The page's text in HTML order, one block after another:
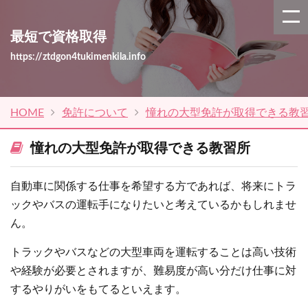
最短で資格取得
https://ztdgon4tukimenkila.info
HOME 免許について 憧れの大型免許が取得できる教
憧れの大型免許が取得できる教習所
自動車に関係する仕事を希望する方であれば、将来にトラ
ックやバスの運転手になりたいと考えているかもしれませ
ん。
トラックやバスなどの大型車両を運転することは高い技術
や経験が必要とされますが、難易度が高い分だけ仕事に対
するやりがいをもてるといえます。